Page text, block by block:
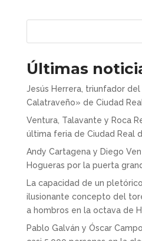
Últimas
Jesús Herrera, triunfador
Calatraveño» de Ciudad
Ventura, Talavante y Roca
última feria de Ciudad Real
Andy Cartagena y Diego
Hogueras por la puerta
La capacidad de un
ilusionante concepto del
a hombros en la octava de
Pablo Galván y Óscar